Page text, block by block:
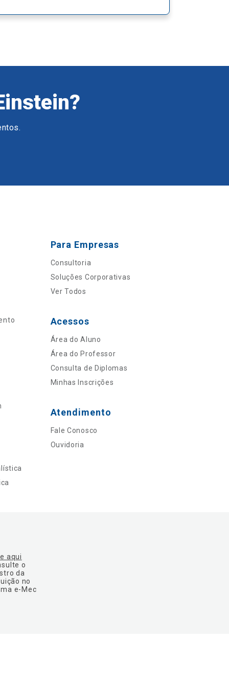
Para Empresas
Consultoria
Soluções Corporativas
Ver Todos
Acessos
Área do Aluno
Área do Professor
Consulta de Diplomas
Minhas Inscrições
Atendimento
Fale Conosco
Ouvidoria
aqui
o
da
no
e-Mec